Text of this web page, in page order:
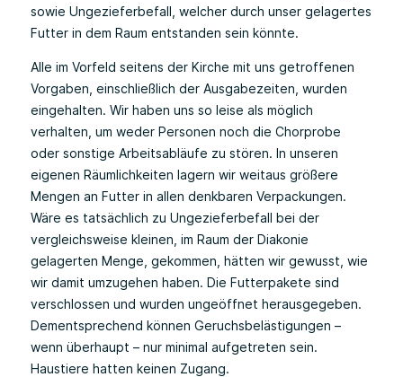
sowie Ungezieferbefall, welcher durch unser gelagertes
Futter in dem Raum entstanden sein könnte.
Alle im Vorfeld seitens der Kirche mit uns getroffenen
Vorgaben, einschließlich der Ausgabezeiten, wurden
eingehalten. Wir haben uns so leise als möglich
verhalten, um weder Personen noch die Chorprobe
oder sonstige Arbeitsabläufe zu stören. In unseren
eigenen Räumlichkeiten lagern wir weitaus größere
Mengen an Futter in allen denkbaren Verpackungen.
Wäre es tatsächlich zu Ungezieferbefall bei der
vergleichsweise kleinen, im Raum der Diakonie
gelagerten Menge, gekommen, hätten wir gewusst, wie
wir damit umzugehen haben. Die Futterpakete sind
verschlossen und wurden ungeöffnet herausgegeben.
Dementsprechend können Geruchsbelästigungen –
wenn überhaupt – nur minimal aufgetreten sein.
Haustiere hatten keinen Zugang.